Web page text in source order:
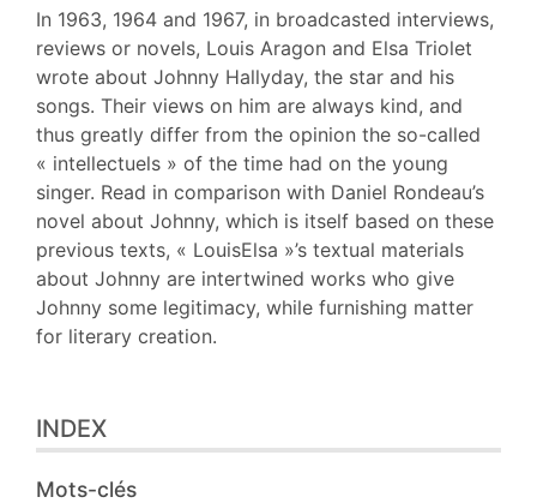
Text
Bibliography
Notes
References
Author
In 1963, 1964 and 1967, in broadcasted interviews,
reviews or novels, Louis Aragon and Elsa Triolet
wrote about Johnny Hallyday, the star and his
songs. Their views on him are always kind, and
thus greatly differ from the opinion the so-called
« intellectuels » of the time had on the young
singer. Read in comparison with Daniel Rondeau’s
novel about Johnny, which is itself based on these
previous texts, « LouisElsa »’s textual materials
about Johnny are intertwined works who give
Johnny some legitimacy, while furnishing matter
for literary creation.
INDEX
Mots-clés